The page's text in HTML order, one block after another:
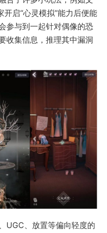
开启“心灵模拟”能力后便能
参与到一起针对偶像的恐
收集信息，推理其中漏洞
UGC、放置等偏向轻度的